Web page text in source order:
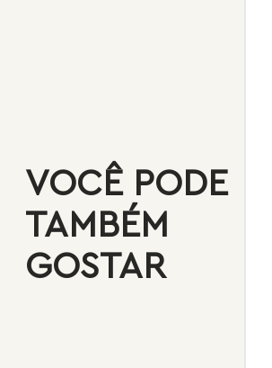
VOCÊ PODE
TAMBÉM
GOSTAR